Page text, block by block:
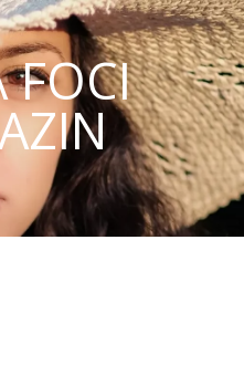
FOCI